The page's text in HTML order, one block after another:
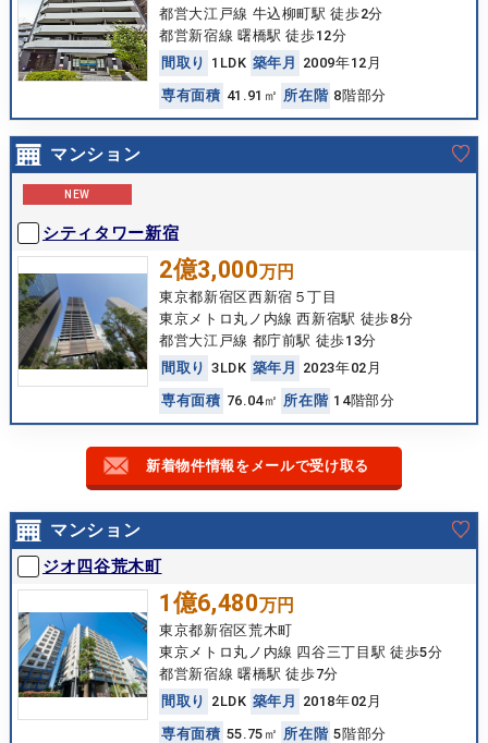
都営大江戸線 牛込柳町駅 徒歩2分
都営新宿線 曙橋駅 徒歩12分
間 取 り 1LDK 築年 月
2009年12月
専有面積 41.91㎡ 所在 階 8階部分
マンション
NEW
シティタワー新宿
2億3,000万円
東京都新宿区西新宿５丁目
東京メトロ丸ノ内線 西新宿駅 徒歩8分
都営大江戸線 都庁前駅 徒歩13分
間 取 り 3LDK 築年 月
2023年02月
専有面積 76.04㎡ 所在 階 14階部分
新着物件情報をメールで受け取る
マンション
ジオ四谷荒木町
1億6,480万円
東京都新宿区荒木町
東京メトロ丸ノ内線 四谷三丁目駅 徒歩5分
都営新宿線 曙橋駅 徒歩7分
間 取 り 2LDK 築年 月
2018年02月
専有面積 55.75㎡ 所在 階 5階部分